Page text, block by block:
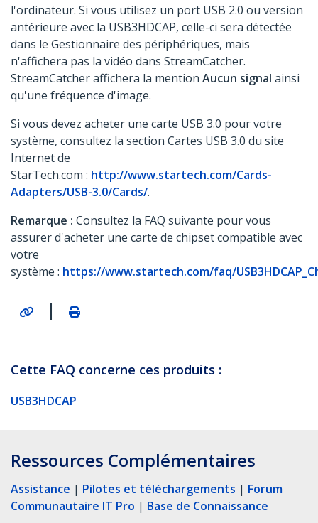
l'ordinateur. Si vous utilisez un port USB 2.0 ou version
antérieure avec la USB3HDCAP, celle-ci sera détectée
dans le Gestionnaire des périphériques, mais
n'affichera pas la vidéo dans StreamCatcher.
StreamCatcher affichera la mention Aucun signal ainsi
qu'une fréquence d'image.
Si vous devez acheter une carte USB 3.0 pour votre
système, consultez la section Cartes USB 3.0 du site
Internet de
StarTech.com : http://www.startech.com/Cards-
Adapters/USB-3.0/Cards/.
Remarque : Consultez la FAQ suivante pour vous
assurer d'acheter une carte de chipset compatible avec
votre
système : https://www.startech.com/faq/
|
Cette FAQ concerne ces produits :
USB3HDCAP
Ressources Complémentaires
Assistance | Pilotes et téléchargements | Forum
Communautaire IT Pro | Base de Connaissance